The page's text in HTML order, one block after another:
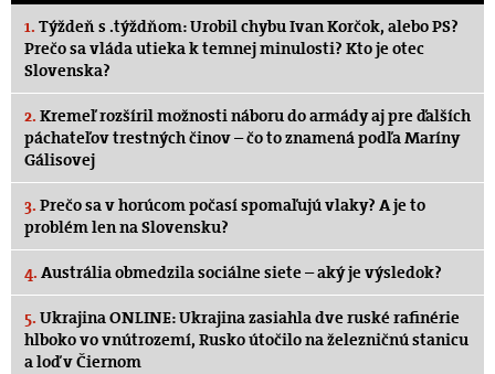
1. Týždeň s .týždňom: Urobil chybu Ivan Korčok, alebo PS?
Prečo sa vláda utieka k temnej minulosti? Kto je otec
Slovenska?
2. Kremeľ rozšíril možnosti náboru do armády aj pre ďalších
páchateľov trestných činov – čo to znamená podľa Maríny
Gálisovej
3. Prečo sa v horúcom počasí spomaľujú vlaky? A je to
problém len na Slovensku?
4. Austrália obmedzila sociálne siete – aký je výsledok?
5. Ukrajina ONLINE: Ukrajina zasiahla dve ruské rafinérie
hlboko vo vnútrozemí, Rusko útočilo na železničnú stanicu
a loď v Čiernom